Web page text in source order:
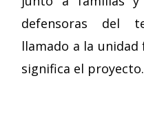
defensoras del
llamado a la
significa el proyecto.